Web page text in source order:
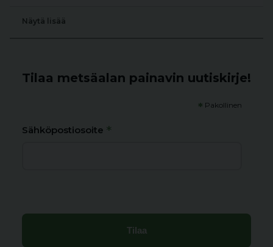
Näytä lisää
Tilaa metsäalan painavin uutiskirje!
* Pakollinen
Sähköpostiosoite *